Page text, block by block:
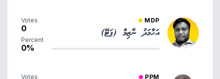
MDP
އަހްމަދު ނާޒިމް (ޕަޓޭ)
Votes
0
Percent
0%
PPM
Votes